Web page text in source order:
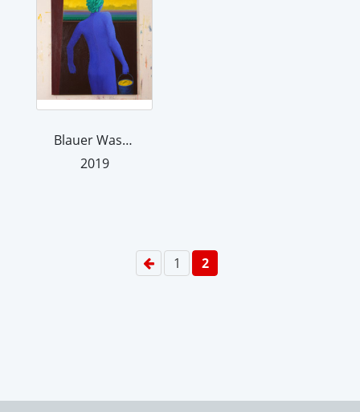
Blauer Wasserträger
2019
1 2